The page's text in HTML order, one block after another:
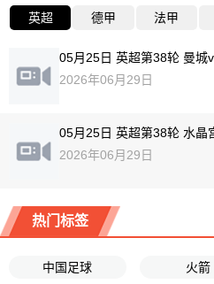
英超 德甲 法甲
05月25日 英超第38轮 曼城
2026年06月29日
05月25日 英超第38轮 水晶
2026年06月29日
热门标签
中国足球 火箭